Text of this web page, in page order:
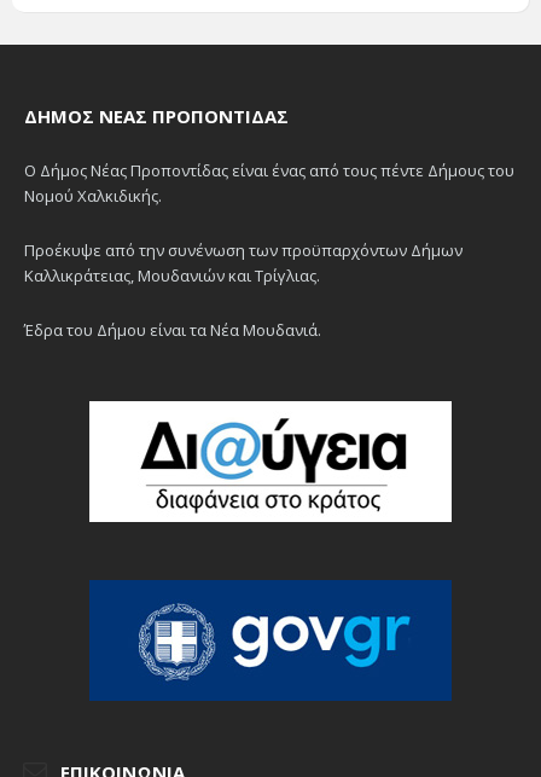
ΔΉΜΟΣ ΝΈΑΣ ΠΡΟΠΟΝΤΊΔΑΣ
Ο Δήμος Νέας Προποντίδας είναι ένας από τους πέντε Δήμους του
Νομού Χαλκιδικής.
Προέκυψε από την συνένωση των προϋπαρχόντων Δήμων
Καλλικράτειας, Μουδανιών και Τρίγλιας.
Έδρα του Δήμου είναι τα Νέα Μουδανιά.
ΕΠΙΚΟΙΝΩΝΊΑ